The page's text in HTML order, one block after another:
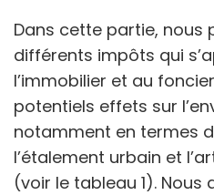
Dans cette partie, nous
différents impôts qui
l’immobilier et au
potentiels effets sur
notamment en termes
l’étalement urbain et
(voir le tableau 1).